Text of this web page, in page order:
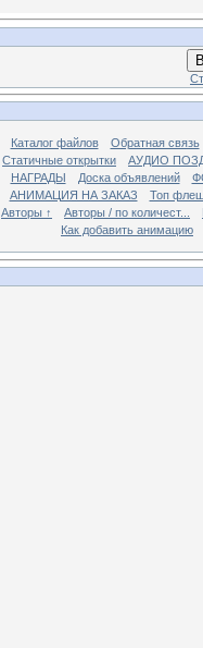
Каталог файлов
Обратная связь
Статичные открытки
АУДИО
НАГРАДЫ Доска объявлений
АНИМАЦИЯ НА ЗАКАЗ
Топ
Авторы ↑ Авторы / по количест...
Как добавить анимацию